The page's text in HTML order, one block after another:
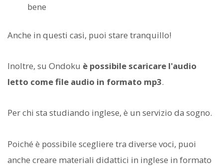
bene
Anche in questi casi, puoi stare tranquillo!
Inoltre, su Ondoku è possibile scaricare l'audio
letto come file audio in formato mp3.
Per chi sta studiando inglese, è un servizio da sogno.
Poiché è possibile scegliere tra diverse voci, puoi
anche creare materiali didattici in inglese in formato